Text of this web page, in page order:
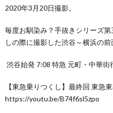
2020年3月20日撮影。
毎度お馴染み？手抜きシリーズ第
しの際に撮影した渋谷～横浜の前
渋谷始発 7:08 特急 元町・中華街
【東急乗りつくし】最終回 東急
https://youtu.be/B74f6sl5zpo